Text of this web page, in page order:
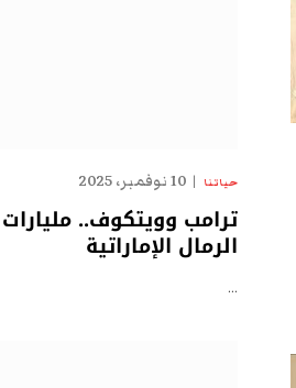
حياتنا 10 نوفمبر، 2025
ترامب وويتكوف..
الرمال الإماراتية
…